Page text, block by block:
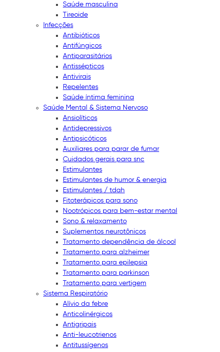
Saúde masculina
Tireoide
Infecções
Antibióticos
Antifúngicos
Antiparasitários
Antissépticos
Antivirais
Repelentes
Saúde íntima feminina
Saúde Mental & Sistema Nervoso
Ansiolíticos
Antidepressivos
Antipsicóticos
Auxiliares para parar de fumar
Cuidados gerais para snc
Estimulantes
Estimulantes de humor & energia
Estimulantes / tdah
Fitoterápicos para sono
Nootrópicos para bem-estar mental
Sono & relaxamento
Suplementos neurotônicos
Tratamento dependência de álcool
Tratamento para alzheimer
Tratamento para epilepsia
Tratamento para parkinson
Tratamento para vertigem
Sistema Respiratório
Alívio da febre
Anticolinérgicos
Antigripais
Anti-leucotrienos
Antitussígenos